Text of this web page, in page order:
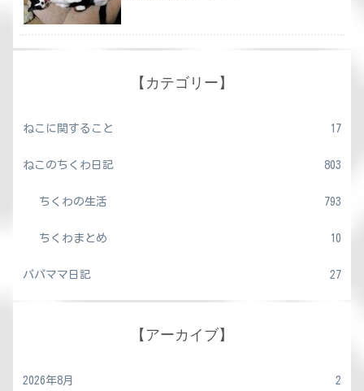
【カテゴリー】
ねこに関すること 17
ねこのちくわ日記 803
ちくわの生活 793
ちくわまとめ 10
パパママ日記 27
【アーカイブ】
2026年8月 2